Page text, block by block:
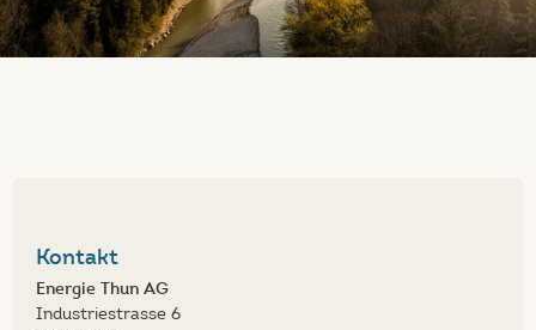
Kontakt
Energie Thun AG
Industriestrasse 6